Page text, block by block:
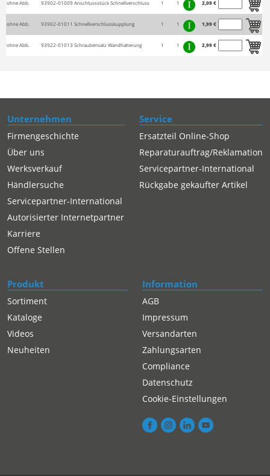
ohne Abb. 93902-01009 Anschlussstück Schnellverschluss 1 1 2,09 €
ohne Abb. 93902-01011 Schnellverschlusskupplung 1 1 1,99 €
ohne Abb. 93922-01013 Schraubensatz Wandhalterung 1 1 2,99 €
Unternehmen
Firmengeschichte
Über uns
Werksverkauf
Händlersuche
Servicepartner-International
Autorisierter Internetpartner
Karriere
Offene Stellen
Service
Ersatzteil Online-Shop
Reparaturauftrag/Reklamation
Servicepartner-International
Rückgabe gekaufter Artikel
Produkt
Sortiment
Kataloge
Videos
Neuheiten
Information
AGB
Impressum
Versandarten
Zahlungsarten
Compliance
Datenschutz
Cookie-Einstellungen